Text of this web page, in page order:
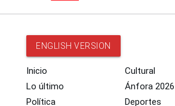
ENGLISH VERSION
Inicio
Lo último
Política
Cultural
Ánfora 2026
Deportes